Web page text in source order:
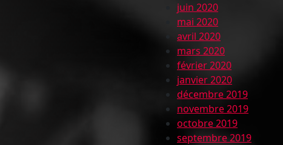
juin 2020
mai 2020
avril 2020
mars 2020
février 2020
janvier 2020
décembre 2019
novembre 2019
octobre 2019
septembre 2019